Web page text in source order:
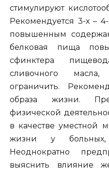
стимулируют
Рекомендуется 3-х –
повышенным
белковая пища
сфинктера
сливочного
ограничить.
образа жизни.
физической
в качестве уместной
жизни у больных,
Неоднократно
выяснить влияние